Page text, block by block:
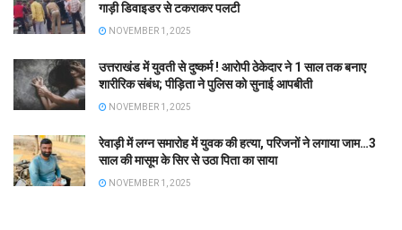
गाड़ी डिवाइडर से टकराकर पलटी
NOVEMBER 1, 2025
उत्तराखंड में युवती से दुष्कर्म ! आरोपी ठेकेदार ने 1 साल तक बनाए
शारीरिक संबंध; पीड़िता ने पुलिस को सुनाई आपबीती
NOVEMBER 1, 2025
रेवाड़ी में लग्न समारोह में युवक की हत्या, परिजनों ने लगाया जाम…3
साल की मासूम के सिर से उठा पिता का साया
NOVEMBER 1, 2025